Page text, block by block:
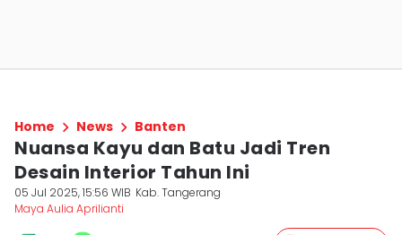
Home News Banten
Nuansa Kayu dan Batu Jadi Tren
Desain Interior Tahun Ini
05 Jul 2025, 15:56 WIB Kab. Tangerang
Maya Aulia Aprilianti